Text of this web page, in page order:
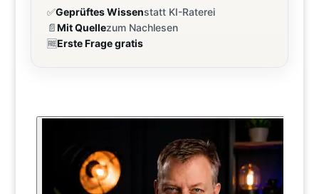
✅Geprüftes Wissenstatt KI-Raterei
📄Mit Quellezum Nachlesen
🆓Erste Frage gratis